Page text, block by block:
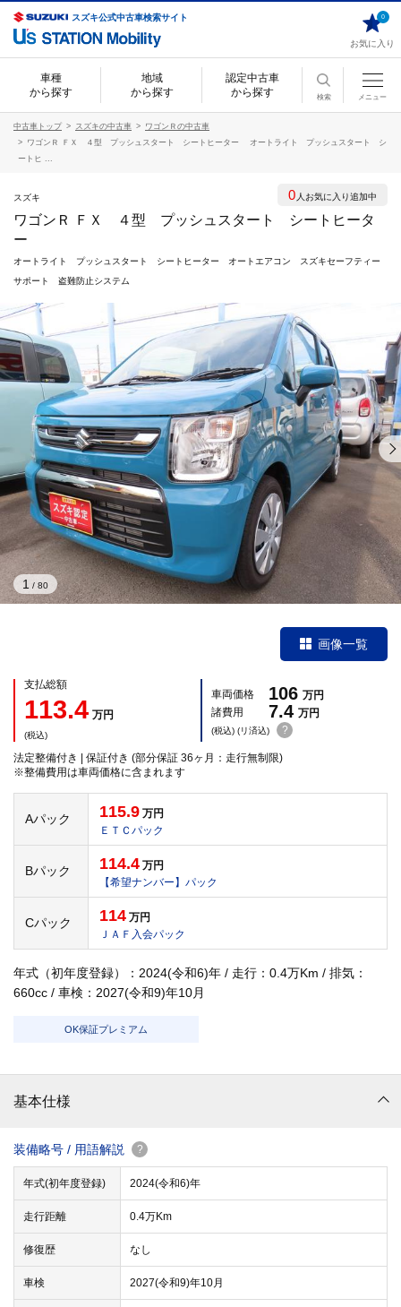
スズキ公式中古車検索サイト
お気に入り
0
車種
から探す
地域
から探す
認定中古車
から探す
検索 メニュー
中古車トップ スズキの中古車
ワゴンＲの中古車
ワゴンＲ ＦＸ ４型 プッシュスタート シートヒーター オートライト プッシュスタート シ
ートヒ ...
スズキ
ワゴンＲ ＦＸ ４型 プッシュスタート シートヒータ
ー
オートライト プッシュスタート シートヒーター オートエアコン スズキセーフティー
サポート 盗難防止システム
1 / 80
画像一覧
支払総額
113.4 万円
(税込)
車両価格 106 万円
諸費用
7.4 万円
(税込) (リ済込) ?
法定整備付き | 保証付き (部分保証 36ヶ月：走行無制限)
※整備費用は車両価格に含まれます
Aパック 115.9 万円
ＥＴＣパック
Bパック 114.4 万円
【希望ナンバー】パック
Cパック 114 万円
ＪＡＦ入会パック
年式（初年度登録）：2024(令和6)年 / 走行：0.4万Km / 排気：
660cc / 車検：2027(令和9)年10月
OK保証プレミアム
基本仕様
装備略号 / 用語解説 ?
年式(初年度登録) 2024(令和6)年
走行距離 0.4万Km
修復歴 なし
車検 2027(令和9)年10月
0 人お気に入り追加中